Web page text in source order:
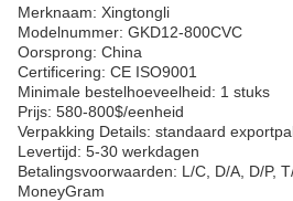
Merknaam: Xingtongli
Modelnummer: GKD12-800CVC
Oorsprong: China
Certificering: CE ISO9001
Minimale bestelhoeveelheid: 1 stuks
Prijs: 580-800$/eenheid
Verpakking Details: standaard
Levertijd: 5-30 werkdagen
Betalingsvoorwaarden: L/C, D/A, D/P,
MoneyGram